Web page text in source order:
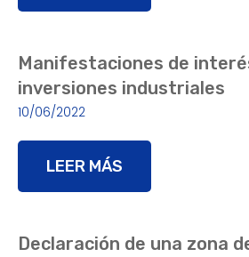
Manifestaciones de
inversiones industriales
10/06/2022
LEER MÁS
Declaración de una zona